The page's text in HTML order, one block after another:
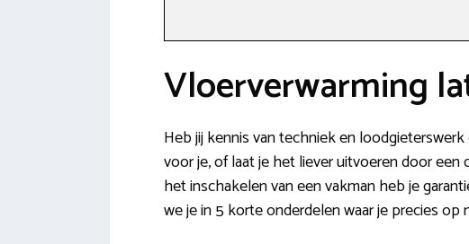
Vloerverwarming
Heb jij kennis van techniek en
voor je, of laat je het liever uitvoeren door een
het inschakelen van een vakman heb je
we je in 5 korte onderdelen waar je precies op